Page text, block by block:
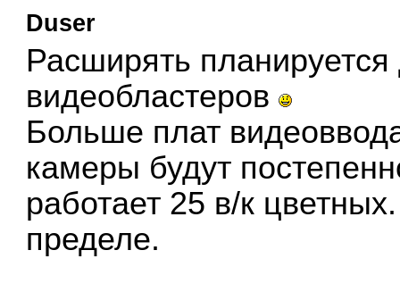
Duser
Расширять
видеобластеров
Больше плат
камеры будут
работает 25 в/к
пределе.